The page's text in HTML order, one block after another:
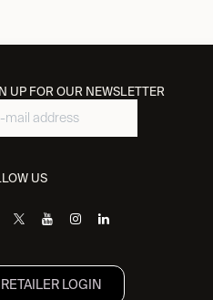
UP FOR OUR NEWSLETTER
US
RETAILER L​OGIN